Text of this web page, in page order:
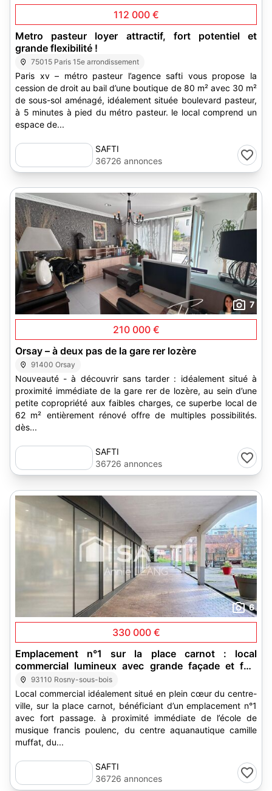
112 000 €
Metro pasteur loyer attractif, fort potentiel et
grande flexibilité !
75015 Paris 15e arrondissement
Paris xv – métro pasteur l’agence safti vous propose la
cession de droit au bail d’une boutique de 80 m² avec 30 m²
de sous-sol aménagé, idéalement située boulevard pasteur,
à 5 minutes à pied du métro pasteur. le local comprend un
espace de...
SAFTI
36726 annonces
7
210 000 €
Orsay – à deux pas de la gare rer lozère
91400 Orsay
Nouveauté - à découvrir sans tarder : idéalement situé à
proximité immédiate de la gare rer de lozère, au sein d’une
petite copropriété aux faibles charges, ce superbe local de
62 m² entièrement rénové offre de multiples possibilités.
dès...
SAFTI
36726 annonces
6
330 000 €
Emplacement n°1 sur la place carnot : local
commercial lumineux avec grande façade et fort
potentiel au cœur du centre-ville.
93110 Rosny-sous-bois
Local commercial idéalement situé en plein cœur du centre-
ville, sur la place carnot, bénéficiant d’un emplacement n°1
avec fort passage. à proximité immédiate de l’école de
musique francis poulenc, du centre aquanautique camille
muffat, du...
SAFTI
36726 annonces